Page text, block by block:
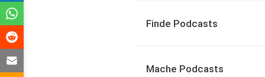
Finde Podcasts
Mache Podcasts